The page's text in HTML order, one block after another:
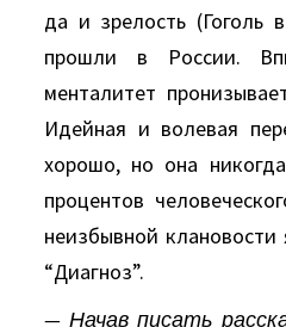
да и зрелость
прошли в России.
менталитет
Идейная и волевая
хорошо, но она
процентов
неизбывной клановости
“Диагноз”.
— Начав писать